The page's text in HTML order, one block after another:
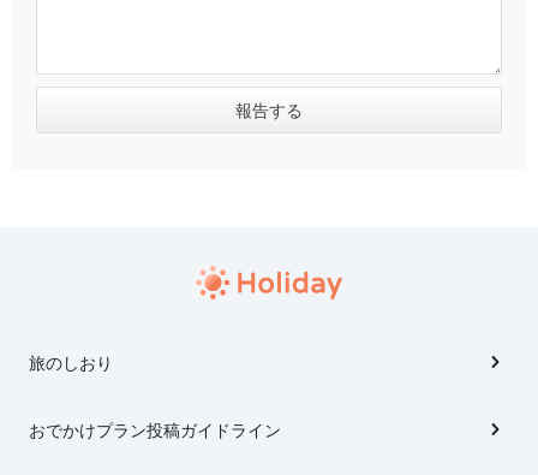
旅のしおり
おでかけプラン投稿ガイドライン